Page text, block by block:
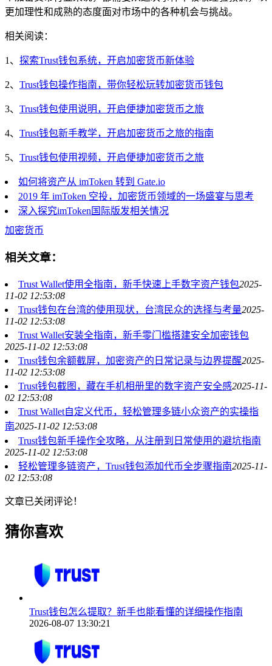
更加理性和成熟的态度面对市场中的各种机会与挑战。
相关阅读：
1、 探索Trust钱包系统，开启加密货币新体验
2、 Trust钱包操作指南，带你轻松玩转加密货币钱包
3、 Trust钱包使用说明，开启便捷加密货币之旅
4、 Trust钱包新手教学，开启加密货币之旅的指南
5、 Trust钱包使用视频，开启便捷加密货币之旅
如何将资产从 imToken 转到 Gate.io
2019 年 imToken 空投，加密货币领域的一场盛宴与思考
深入探究imToken国际版发相关情况
加密货币
相关文章：
Trust Wallet使用全指南，新手快速上手数字资产钱包2025-
11-02 12:53:08
Trust钱包在台湾的使用现状，台湾民众的选择与考量2025-
11-02 12:53:08
Trust Wallet安装全指南，新手零门槛搭建安全加密钱包
2025-11-02 12:53:08
Trust钱包余额截屏，加密资产的日常记录与边界提醒2025-
11-02 12:53:08
Trust钱包截图，藏在手机相册里的数字资产安全感2025-11-
02 12:53:08
Trust Wallet自定义代币，轻松管理多链小众资产的实操指
南2025-11-02 12:53:08
Trust钱包新手操作全攻略，从注册到日常使用的避坑指南
2025-11-02 12:53:08
轻松管理多链资产，Trust钱包添加代币全步骤指南2025-11-
02 12:53:08
文章已关闭评论！
猜你喜欢
Trust钱包怎么提取？新手也能看懂的详细操作指南
2026-08-07 13:30:21